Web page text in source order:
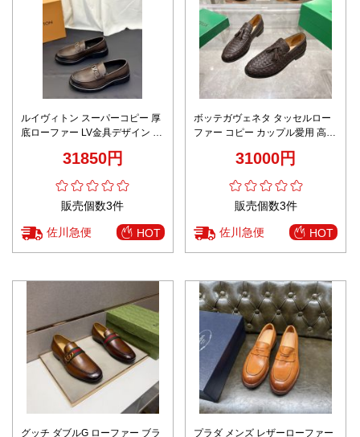
ルイヴィトン スーパーコピー 厚
底ローファー LV金具デザイン 高
31850円
販売個数3件
佐川急便 HOT
ボッテガヴェネタ タッセルロー
ファー コピー カップル愛用 高再
レザー 即納対応31000円
販売個数3件
佐川急便 HOT
グッチ ダブルG ローファー ブラ
プラダ メンズ レザーローファー